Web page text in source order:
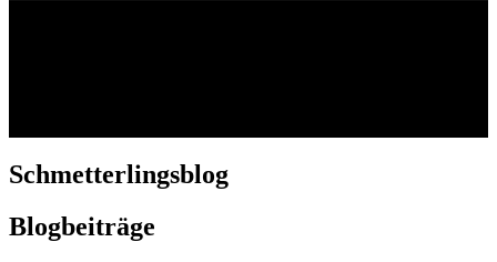
Schmetterlingsblog
Blogbeiträge